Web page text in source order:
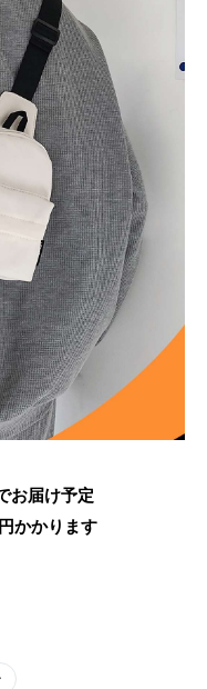
お届け予定
円かかります